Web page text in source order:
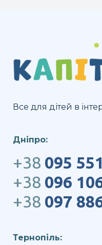
Все для дітей в
Дніпро:
+38 095
+38 096
+38 097
Тернопіль: